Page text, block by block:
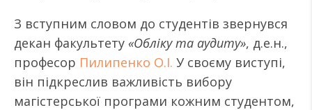
З вступним словом до студентів звернувся
декан факультету «Обліку та аудиту», д.е.н.,
професор Пилипенко О.І. У своєму виступі,
він підкреслив важливість вибору
магістерської програми кожним студентом,